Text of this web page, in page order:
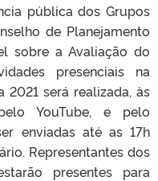
pública dos Grupos
de Planejamento
sobre a Avaliação do
presenciais na
2021 será realizada, às
YouTube, e pelo
enviadas até as 17h
Representantes dos
presentes para